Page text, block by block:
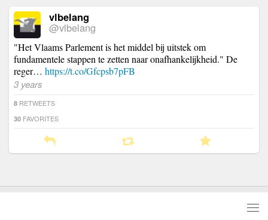
vlbelang
@vlbelang
"Het Vlaams Parlement is het middel bij uitstek om
fundamentele stappen te zetten naar onafhankelijkheid." De
reger… https://t.co/Gfcpsb7pFB
3 years
8 RETWEETS
30 FAVORITES